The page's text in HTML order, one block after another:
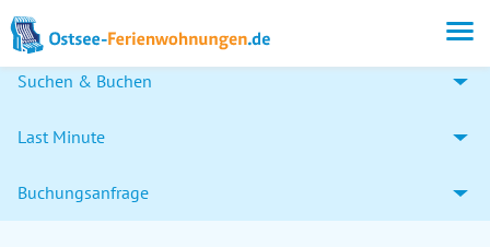
Suchen & Buchen
Last Minute
Buchungsanfrage